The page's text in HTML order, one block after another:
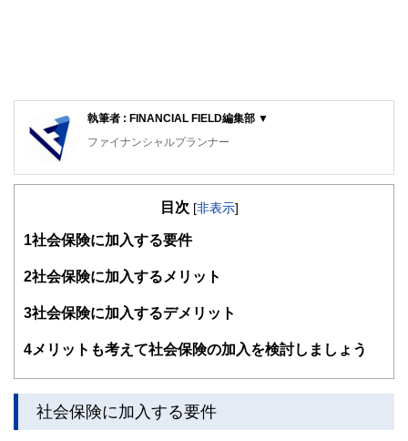
執筆者 : FINANCIAL FIELD編集部 ▼
ファイナンシャルプランナー
FinancialField編集部は、金融、経済に関する記事を、日々
知識がない方でも理解できるようわかりやすく発信していま
得者を中心に「お金や暮らし」に関する書籍・雑誌の編集経
験者で構成され、企画立案から記事掲載まですべての工程に
護士、税理士、宅地建物取引士、相続診断士、住宅ローンア
士、行政書士、投資アナリスト、キャリアコンサルタントな
かしく感じられる年金や税金、相続、保険、ローンなどの話
をわかりやすく発信している点です。
目次 [非表示]
1社会保険に加入する要件
2社会保険に加入するメリット
3社会保険に加入するデメリット
4 メリットも考えて社会保険の加入を検討しましょう
社会保険に加入する要件